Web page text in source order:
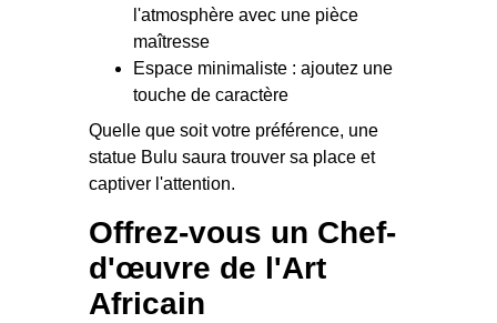
l'atmosphère avec une pièce
maîtresse
Espace minimaliste : ajoutez une
touche de caractère
Quelle que soit votre préférence, une
statue Bulu saura trouver sa place et
captiver l'attention.
Offrez-vous un Chef-
d'œuvre de l'Art
Africain